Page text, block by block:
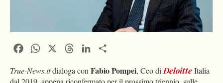
FacebookWhatsApp ThreadsLinkedIn
True-News.itdialoga conFabio Pompei, Ceo diDeloitteItalia